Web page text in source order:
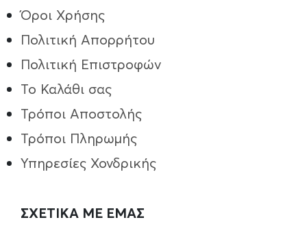
Όροι Χρήσης
Πολιτική Απορρήτου
Πολιτική Επιστροφών
Το Καλάθι σας
Τρόποι Aποστολής
Τρόποι Πληρωμής
Υπηρεσίες Χονδρικής
ΣΧΕΤΙΚΑ ΜΕ ΕΜΑΣ